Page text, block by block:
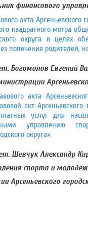
финансового
акта Арсеньевского
квадратного метра
округа в целях
попечения родителей,
Богомолов Евгений
акта
акт Арсеньевского
услуг для
управлению
округа».
Шевчук Александр
спорта и
Арсеньевского